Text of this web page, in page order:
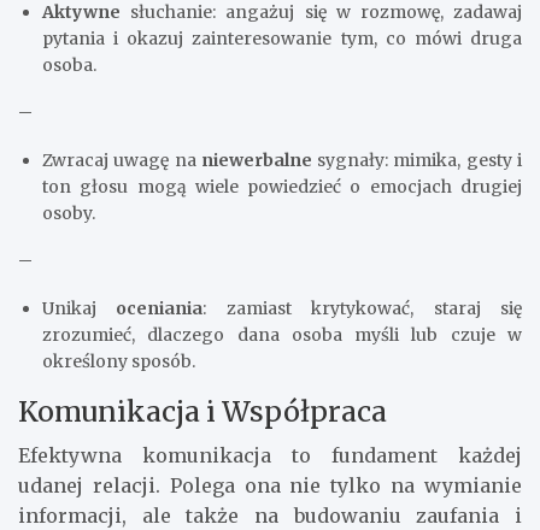
Aktywne słuchanie: angażuj się w rozmowę, zadawaj
pytania i okazuj zainteresowanie tym, co mówi druga
osoba.
–
Zwracaj uwagę na niewerbalne sygnały: mimika, gesty i
ton głosu mogą wiele powiedzieć o emocjach drugiej
osoby.
–
Unikaj oceniania: zamiast krytykować, staraj się
zrozumieć, dlaczego dana osoba myśli lub czuje w
określony sposób.
Komunikacja i Współpraca
Efektywna komunikacja to fundament każdej
udanej relacji. Polega ona nie tylko na wymianie
informacji, ale także na budowaniu zaufania i